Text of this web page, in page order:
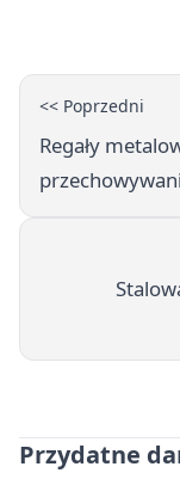
<< Poprzedni
Regały
Przydatne